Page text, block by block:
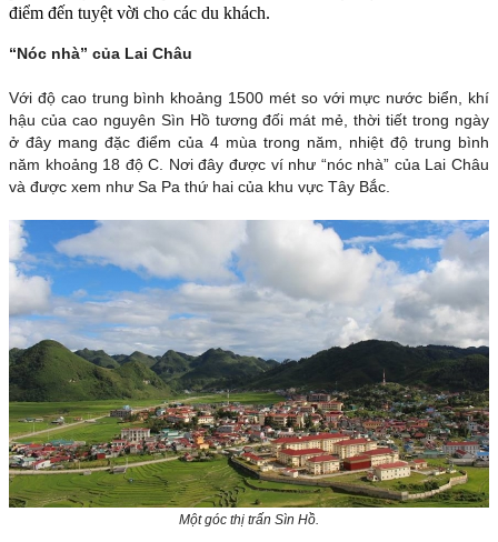
điểm đến tuyệt vời cho các du khách.
“Nóc nhà” của Lai Châu
Với độ cao trung bình khoảng 1500 mét so với mực nước biển, khí
hậu của cao nguyên Sìn Hồ tương đối mát mẻ, thời tiết trong ngày
ở đây mang đặc điểm của 4 mùa trong năm, nhiệt độ trung bình
năm khoảng 18 độ C. Nơi đây được ví như “nóc nhà” của Lai Châu
và được xem như Sa Pa thứ hai của khu vực Tây Bắc.
Một góc thị trấn Sìn Hồ.